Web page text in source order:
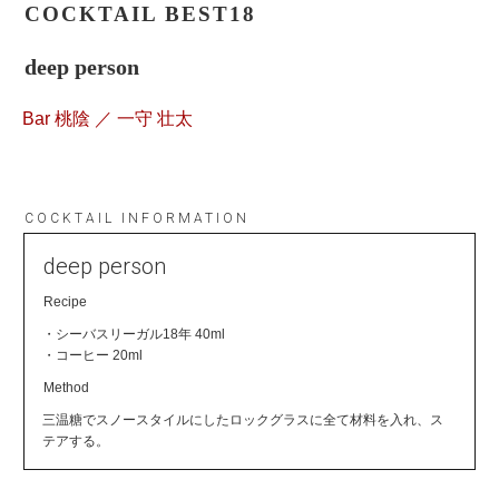
COCKTAIL BEST18
deep person
Bar 桃陰 ／ 一守 壮太
COCKTAIL INFORMATION
deep person
Recipe
・シーバスリーガル18年 40ml
・コーヒー 20ml
Method
三温糖でスノースタイルにしたロックグラスに全て材料を入れ、ス
テアする。